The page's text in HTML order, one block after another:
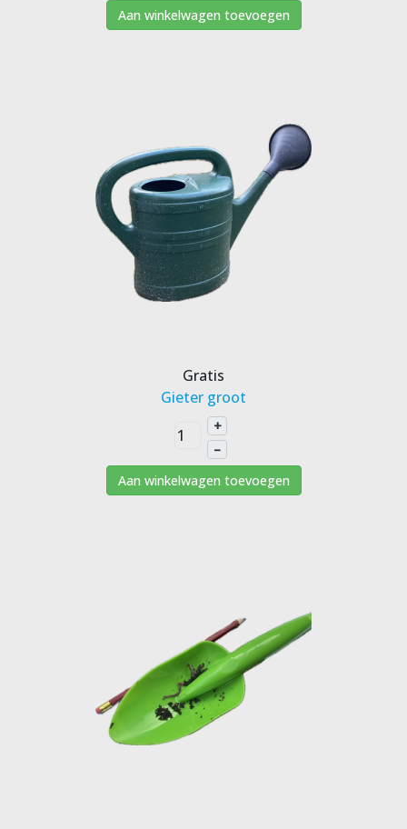
Aan winkelwagen toevoegen
Gratis
Gieter groot
+
–
Aan winkelwagen toevoegen